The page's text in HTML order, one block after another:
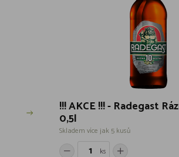
!!! AKCE !!! - Radegast
0,5l
Skladem více jak 5 kusů
ks